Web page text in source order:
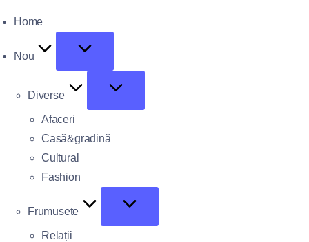
Home
Nou
Diverse
Afaceri
Casă&gradină
Cultural
Fashion
Frumusete
Relații